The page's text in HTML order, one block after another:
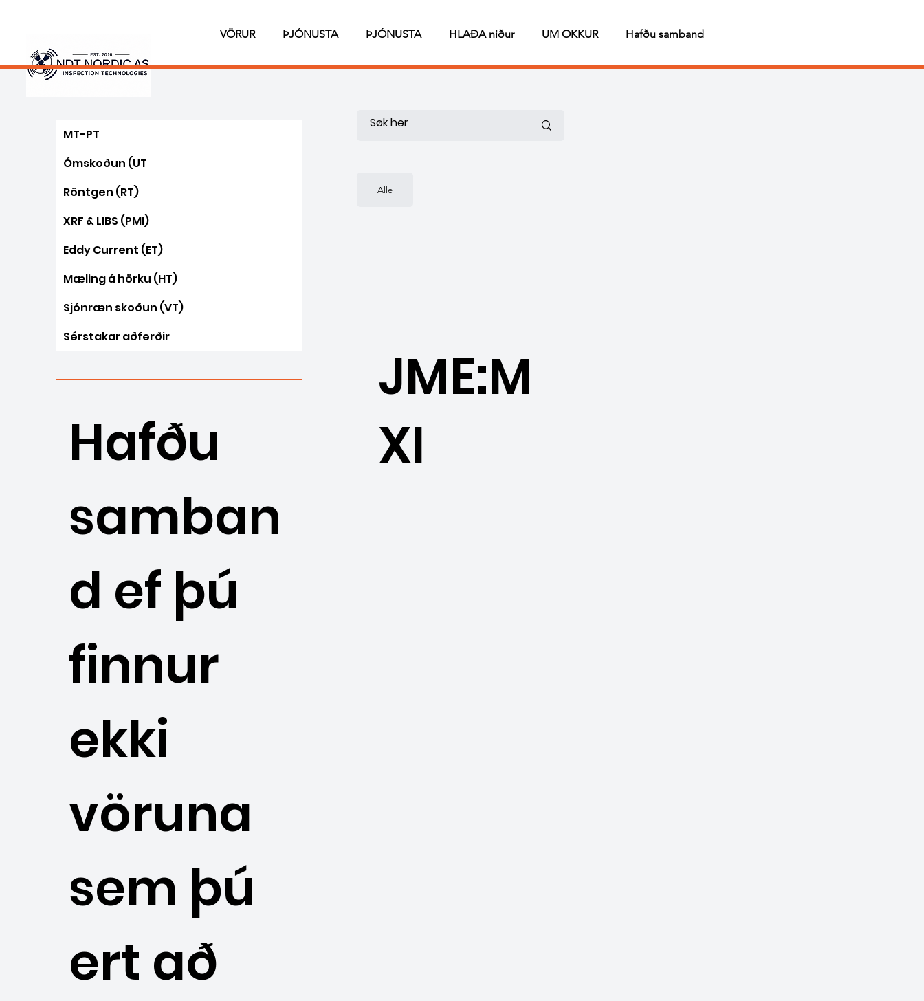
VÖRUR ÞJÓNUSTA HLAÐA niður UM OKKUR Hafðu samband
ÞJÓNUSTA
Alle
MT-PT
Ómskoðun (UT
Röntgen (RT)
XRF & LIBS (PMI)
Eddy Current (ET)
Mæling á hörku (HT)
Sjónræn skoðun (VT)
Sérstakar aðferðir
Hafðu
samban
d ef þú
finnur
ekki
vöruna
sem þú
ert að
JME:M
XI